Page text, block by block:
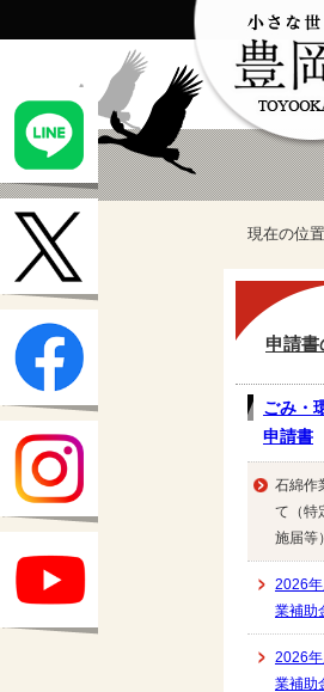
現在の位
申請書
ごみ・
申請書
石綿作
て（特
施届等）
2026
業補助
2026
業補助